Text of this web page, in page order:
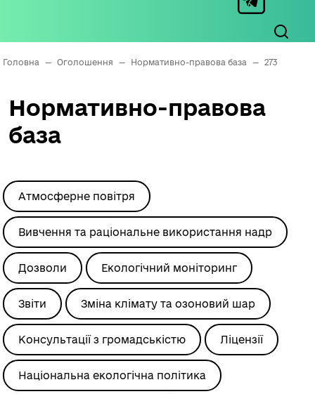
Головна — Оголошення — Нормативно-правова база — 273
Нормативно-правова
база
Атмосферне повітря
Вивчення та раціональне використання надр
Дозволи Екологічний моніторинг
Звіти Зміна клімату та озоновий шар
Консультації з громадськістю Ліцензії
Національна екологічна політика